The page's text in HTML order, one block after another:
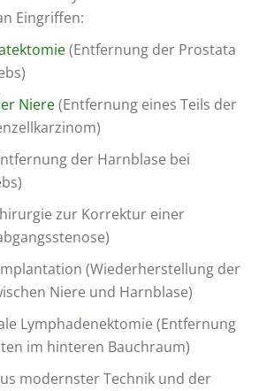
Eingriffen:
(Entfernung der Prostata
Niere(Entfernung eines Teils der
der Harnblase bei
zur Korrektur einer
(Wiederherstellung der
Niere und Harnblase)
Lymphadenektomie (Entfernung
im hinteren Bauchraum)
modernster Technik und der